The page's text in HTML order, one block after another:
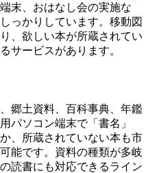
末、おはなし会の実施な
っかりしています。移動図
、欲しい本が所蔵されてい
サービスがあります。
郷土資料、百科事典、年鑑
パソコン端末で「書名」
、所蔵されていない本も市
能です。資料の種類が多岐
読書にも対応できるライン